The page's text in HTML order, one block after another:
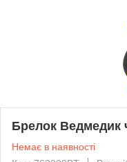
Брелок Ведмедик
Немає в наявності